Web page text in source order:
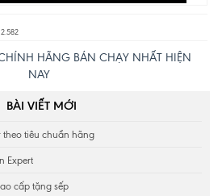
HÃNG BÁN CHẠY NHẤT HIỆN
NAY
BÀI VIẾT MỚI
theo tiêu chuẩn hãng
Expert
cấp tặng sếp